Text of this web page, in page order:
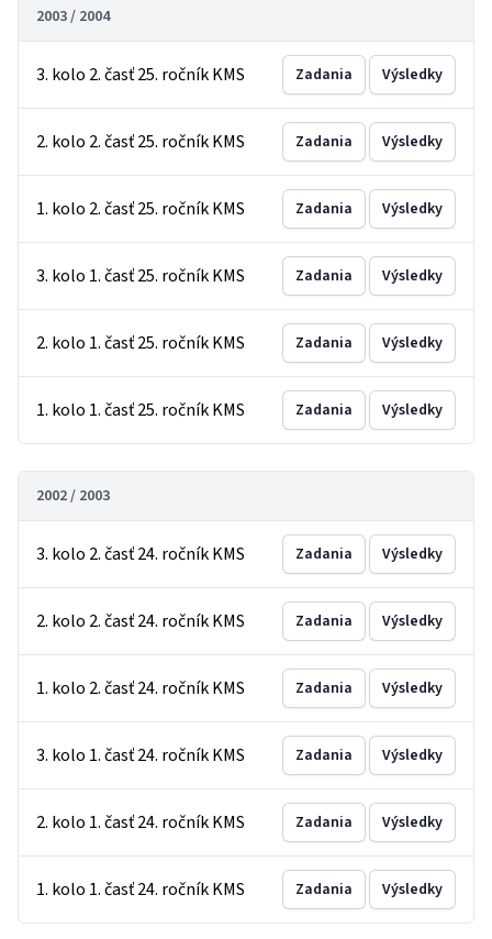
2003 / 2004
3. kolo 2. časť 25. ročník KMS Zadania Výsledky
2. kolo 2. časť 25. ročník KMS Zadania Výsledky
1. kolo 2. časť 25. ročník KMS Zadania Výsledky
3. kolo 1. časť 25. ročník KMS Zadania Výsledky
2. kolo 1. časť 25. ročník KMS Zadania Výsledky
1. kolo 1. časť 25. ročník KMS Zadania Výsledky
2002 / 2003
3. kolo 2. časť 24. ročník KMS Zadania Výsledky
2. kolo 2. časť 24. ročník KMS Zadania Výsledky
1. kolo 2. časť 24. ročník KMS Zadania Výsledky
3. kolo 1. časť 24. ročník KMS Zadania Výsledky
2. kolo 1. časť 24. ročník KMS Zadania Výsledky
1. kolo 1. časť 24. ročník KMS Zadania Výsledky